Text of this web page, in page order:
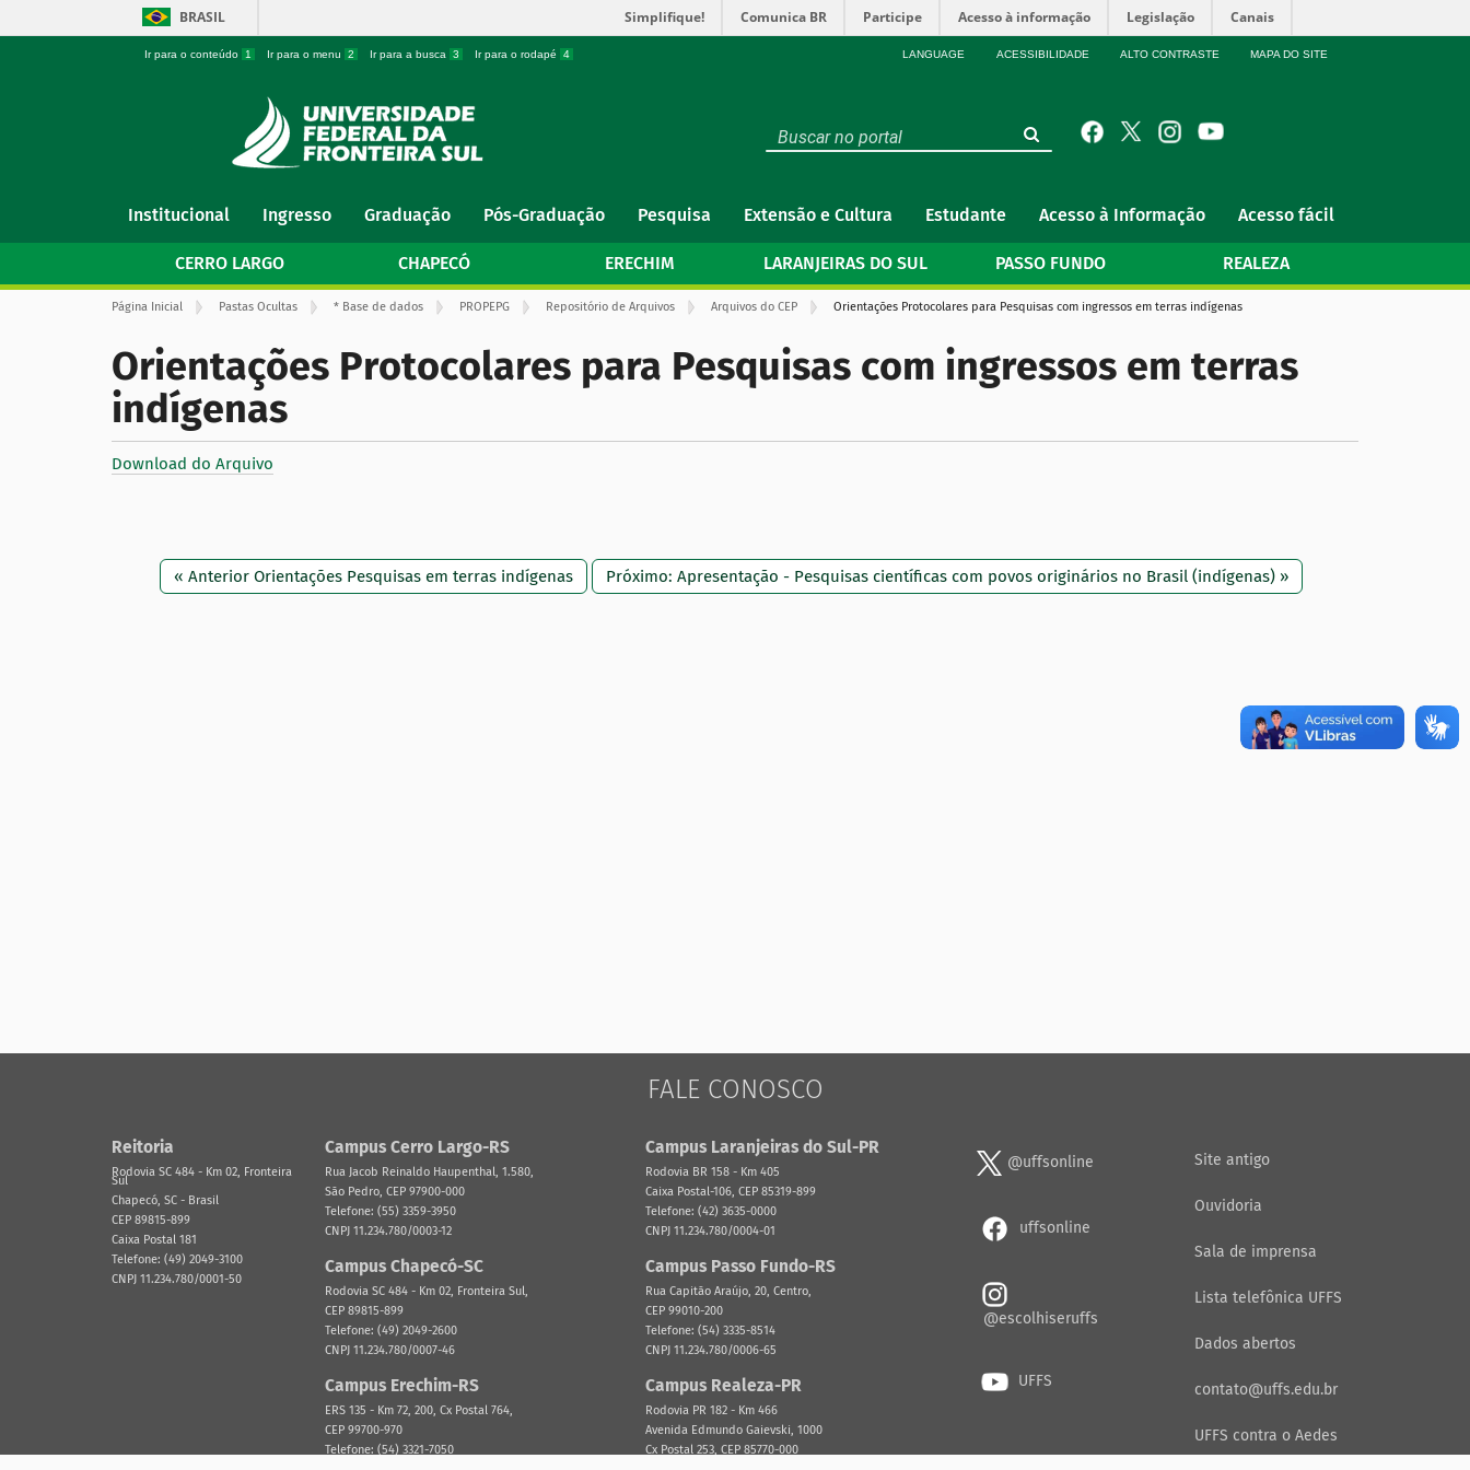
BRASIL Simplifique! Comunica BR Participe Acesso à informação Legislação Canais
Ir para o conteúdo 1 Ir para o menu 2 Ir para a busca 3 Ir para o rodapé 4 LANGUAGE ACESSIBILIDADE ALTO CONTRASTE MAPA DO SITE
v
g
Institucional Ingresso Graduação Pós-Graduação Pesquisa Extensão e Cultura Estudante Acesso à Informação Acesso fácil
CERRO LARGO CHAPECÓ ERECHIM LARANJEIRAS DO SUL PASSO FUNDO REALEZA
V
ê
e
s
t
á
u
Página Inicial Pastas Ocultas * Base de dados PROPEPG Repositório de Arquivos Arquivos do CEP Orientações Protocolares para Pesquisas com ingressos em terras indígenas
Orientações Protocolares para Pesquisas com ingressos em terras
indígenas
Download do Arquivo
« Anterior Orientações Pesquisas em terras indígenas Próximo: Apresentação - Pesquisas científicas com povos originários no Brasil (indígenas) »
FALE CONOSCO
Reitoria
Rodovia SC 484 - Km 02, Fronteira
Sul
Chapecó, SC - Brasil
CEP 89815-899
Caixa Postal 181
Telefone: (49) 2049-3100
CNPJ 11.234.780/0001-50
Campus Cerro Largo-RS
Rua Jacob Reinaldo Haupenthal, 1.580,
São Pedro, CEP 97900-000
Telefone: (55) 3359-3950
CNPJ 11.234.780/0003-12
Campus Chapecó-SC
Rodovia SC 484 - Km 02, Fronteira Sul,
CEP 89815-899
Telefone: (49) 2049-2600
CNPJ 11.234.780/0007-46
Campus Erechim-RS
ERS 135 - Km 72, 200, Cx Postal 764,
CEP 99700-970
Telefone: (54) 3321-7050
Campus Laranjeiras do Sul-PR
Rodovia BR 158 - Km 405
Caixa Postal-106, CEP 85319-899
Telefone: (42) 3635-0000
CNPJ 11.234.780/0004-01
Campus Passo Fundo-RS
Rua Capitão Araújo, 20, Centro,
CEP 99010-200
Telefone: (54) 3335-8514
CNPJ 11.234.780/0006-65
Campus Realeza-PR
Rodovia PR 182 - Km 466
Avenida Edmundo Gaievski, 1000
Cx Postal 253, CEP 85770-000
@uffsonline
uffsonline
@escolhiseruffs
UFFS
Site antigo
Ouvidoria
Sala de imprensa
Lista telefônica UFFS
Dados abertos
contato@uffs.edu.br
UFFS contra o Aedes